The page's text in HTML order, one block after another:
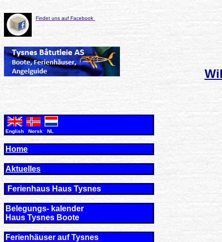
Findet uns auf Facebook
English Norsk NL
Home
Aktuelles
Ferienhaus Haus Tysnes
Belegungs- kalender
Haus Tysnes Boote
Ferienhäuser auf Tysnes